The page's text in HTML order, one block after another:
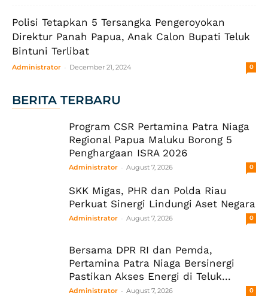
Polisi Tetapkan 5 Tersangka Pengeroyokan
Direktur Panah Papua, Anak Calon Bupati Teluk
Bintuni Terlibat
Administrator - December 21, 2024 0
BERITA TERBARU
Program CSR Pertamina Patra Niaga
Regional Papua Maluku Borong 5
Penghargaan ISRA 2026
Administrator - August 7, 2026 0
SKK Migas, PHR dan Polda Riau
Perkuat Sinergi Lindungi Aset Negara
Administrator - August 7, 2026 0
Bersama DPR RI dan Pemda,
Pertamina Patra Niaga Bersinergi
Pastikan Akses Energi di Teluk...
Administrator - August 7, 2026 0